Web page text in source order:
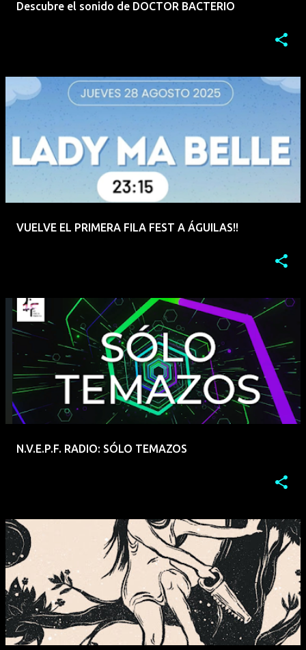
Descubre el sonido de DOCTOR BACTERIO
VUELVE EL PRIMERA FILA FEST A ÁGUILAS!!
N.V.E.P.F. RADIO: SÓLO TEMAZOS